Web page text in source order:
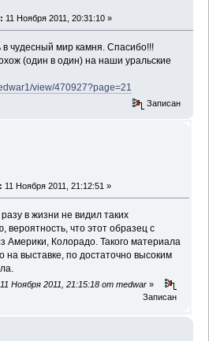
11 Ноября 2011, 20:31:10 »
в чудесный мир камня. Спасибо!!!
(один в один) на наши уральские
view/470927?page=21
Записан
11 Ноября 2011, 21:12:51 »
в жизни не видил таких
вероятность, что этот образец с
Америки, Колорадо. Такого материала
на выставке, по достаточно высоким
Ноября 2011, 21:15:18 от medwar »
Записан